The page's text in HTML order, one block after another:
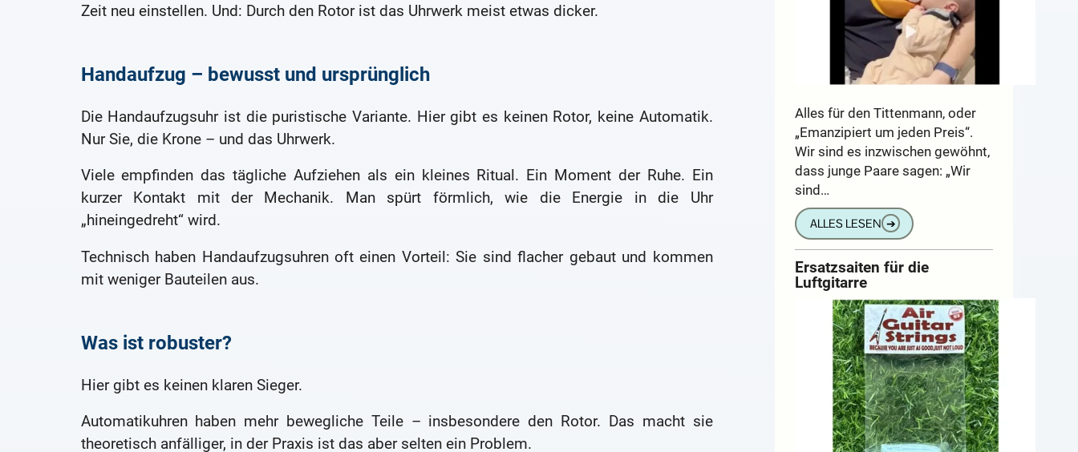
Zeit neu einstellen. Und: Durch den Rotor ist das Uhrwerk meist etwas dicker.
Handaufzug – bewusst und ursprünglich
Die Handaufzugsuhr ist die puristische Variante. Hier gibt es keinen Rotor, keine Automatik.
Nur Sie, die Krone – und das Uhrwerk.
Viele empfinden das tägliche Aufziehen als ein kleines Ritual. Ein Moment der Ruhe. Ein
kurzer Kontakt mit der Mechanik. Man spürt förmlich, wie die Energie in die Uhr
„hineingedreht“ wird.
Technisch haben Handaufzugsuhren oft einen Vorteil: Sie sind flacher gebaut und kommen
mit weniger Bauteilen aus.
Was ist robuster?
Hier gibt es keinen klaren Sieger.
Automatikuhren haben mehr bewegliche Teile – insbesondere den Rotor. Das macht sie
theoretisch anfälliger, in der Praxis ist das aber selten ein Problem.
Alles für den Tittenmann, oder
„Emanzipiert um jeden Preis“.
Wir sind es inzwischen gewöhnt,
dass junge Paare sagen: „Wir
sind…
ALLES LESEN ➔
Ersatzsaiten für die
Luftgitarre